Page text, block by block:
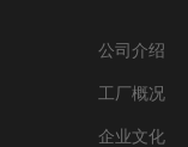
公司介绍
工厂概况
企业文化